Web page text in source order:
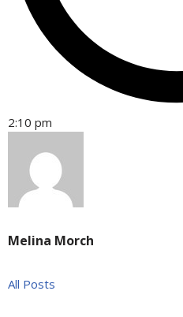
2:10 pm
Melina Morch
All Posts